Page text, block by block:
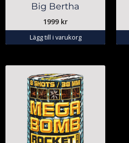
Big Bertha
1999 kr
Lägg till i varukorg